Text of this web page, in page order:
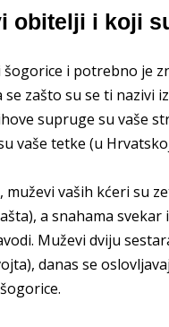
obitelji i koji
i potrebno je
se zašto su se ti nazivi
supruge su vaše
vaše tetke (u
vaših kćeri su
a snahama
Muževi dviju
danas se